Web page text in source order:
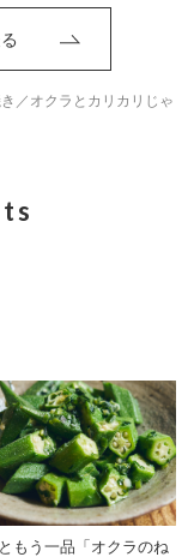
／オクラとカリカリじゃ
もう一品「オクラのね